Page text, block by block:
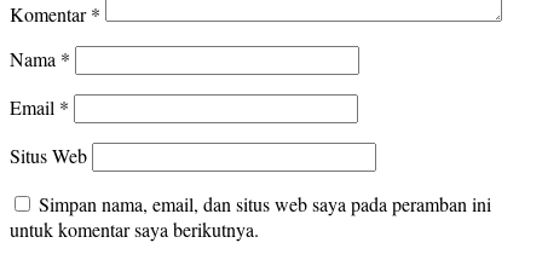
Komentar*
Nama *
Email *
Situs Web
Simpan nama, email, dan situs web saya pada peramban ini
untuk komentar saya berikutnya.